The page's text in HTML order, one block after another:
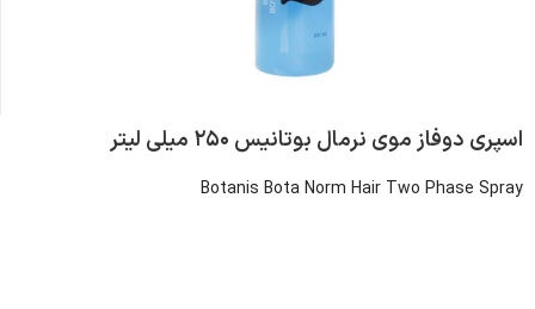
اسپری دوفاز موی نرمال بوتانیس ۲۵۰ میلی لیتر
Botanis Bota Norm Hair Two Phase Spray